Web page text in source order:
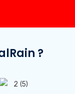
?